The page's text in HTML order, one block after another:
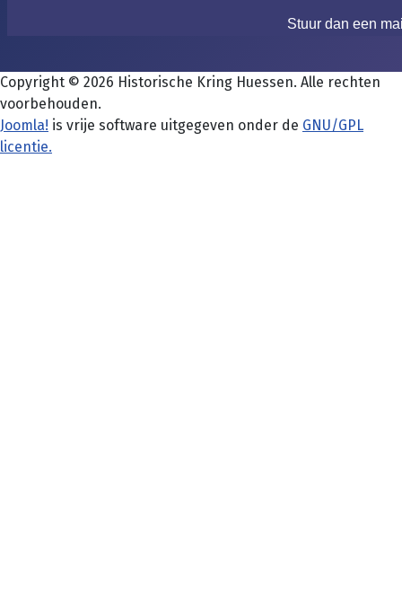
Stuur dan een
Copyright © 2026 Historische Kring Huessen. Alle rechten
voorbehouden.
Joomla! is vrije software uitgegeven onder de GNU/GPL
licentie.